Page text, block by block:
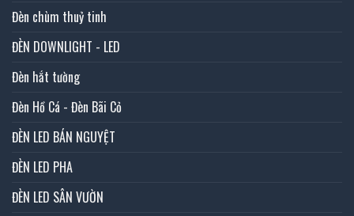
Đèn chùm thuỷ tinh
ĐÈN DOWNLIGHT - LED
Đèn hắt tường
Đèn Hồ Cá - Đèn Bãi Cỏ
ĐÈN LED BÁN NGUYỆT
ĐÈN LED PHA
ĐÈN LED SÂN VƯỜN